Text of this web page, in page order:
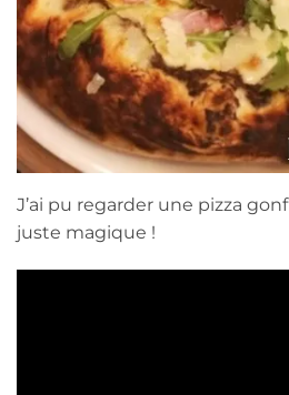
J’ai pu regarder une pizza
juste magique !